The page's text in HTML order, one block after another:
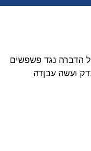
פשפשים
עבןדה